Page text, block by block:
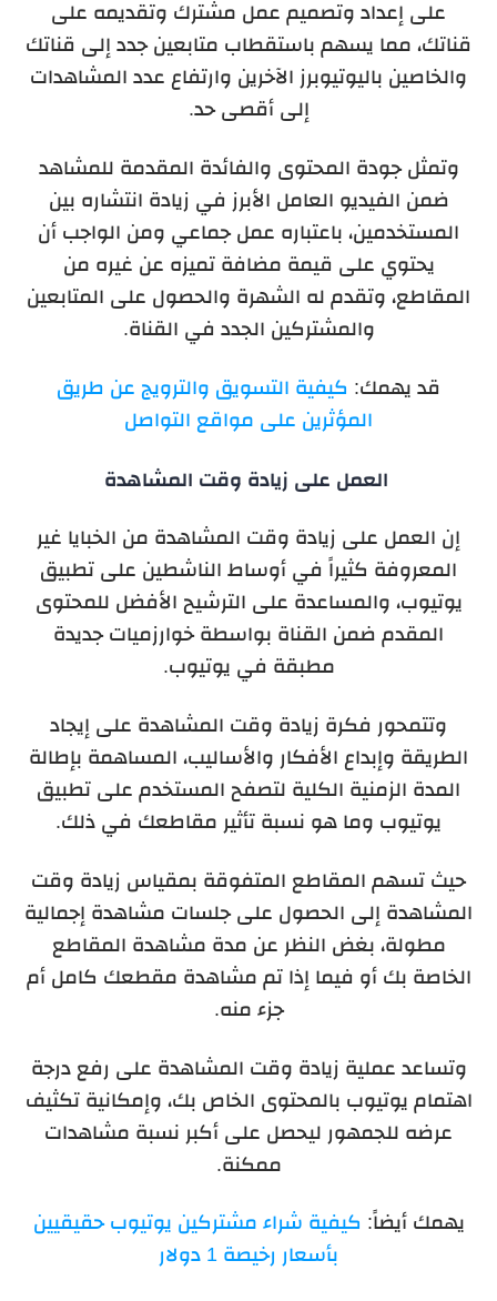
على إعداد وتصميم عمل مشترك وتقديمه على
قناتك، مما يسهم باستقطاب متابعين جدد إلى قناتك
والخاصين باليوتيوبرز الآخرين وارتفاع عدد المشاهدات
إلى أقصى حد.
وتمثل جودة المحتوى والفائدة المقدمة للمشاهد
ضمن الفيديو العامل الأبرز في زيادة انتشاره بين
المستخدمين، باعتباره عمل جماعي ومن الواجب أن
يحتوي على قيمة مضافة تميزه عن غيره من
المقاطع، وتقدم له الشهرة والحصول على المتابعين
والمشتركين الجدد في القناة.
قد يهمك: كيفية التسويق والترويج عن طريق
المؤثرين على مواقع التواصل
العمل على زيادة وقت المشاهدة
إن العمل على زيادة وقت المشاهدة من الخبايا غير
المعروفة كثيراً في أوساط الناشطين على تطبيق
يوتيوب، والمساعدة على الترشيح الأفضل للمحتوى
المقدم ضمن القناة بواسطة خوارزميات جديدة
مطبقة في يوتيوب.
وتتمحور فكرة زيادة وقت المشاهدة على إيجاد
الطريقة وإبداع الأفكار والأساليب، المساهمة بإطالة
المدة الزمنية الكلية لتصفح المستخدم على تطبيق
يوتيوب وما هو نسبة تأثير مقاطعك في ذلك.
حيث تسهم المقاطع المتفوقة بمقياس زيادة وقت
المشاهدة إلى الحصول على جلسات مشاهدة إجمالية
مطولة، بغض النظر عن مدة مشاهدة المقاطع
الخاصة بك أو فيما إذا تم مشاهدة مقطعك كامل أم
جزء منه.
وتساعد عملية زيادة وقت المشاهدة على رفع درجة
اهتمام يوتيوب بالمحتوى الخاص بك، وإمكانية تكثيف
عرضه للجمهور ليحصل على أكبر نسبة مشاهدات
ممكنة.
يهمك أيضاً: كيفية شراء مشتركين يوتيوب حقيقيين
بأسعار رخيصة 1 دولار